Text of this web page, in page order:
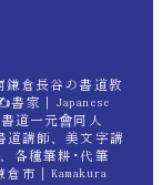
倉長谷の書道教
書家｜Japanese
書道一元會同人
道講師、美文字講
各種筆耕･代筆
倉市｜Kamakura